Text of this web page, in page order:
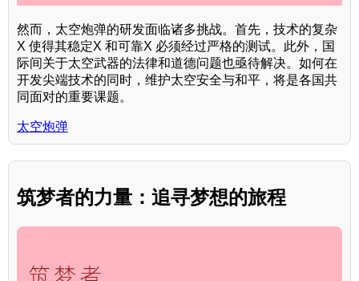
然而，太空炮弹的研发面临诸多挑战。首先，技术的复杂
X 使得其稳定X 和可靠X 必须经过严格的测试。此外，国
际间关于太空武器的法律和道德问题也亟待解决。如何在
开发尖端技术的同时，维护太空安全与和平，将是各国共
同面对的重要课题。
太空炮弹
筑梦者的力量：追寻梦想的旅程